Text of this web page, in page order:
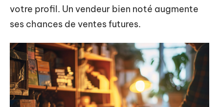
votre profil. Un vendeur bien noté augmente
ses chances de ventes futures.